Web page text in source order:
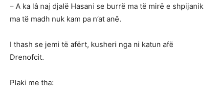
– A ka lâ naj djalë Hasani se burrë ma të mirë e shpijanik
ma të madh nuk kam pa n’at anë.
I thash se jemi të afërt, kusheri nga ni katun afë
Drenofcit.
Plaki me tha: